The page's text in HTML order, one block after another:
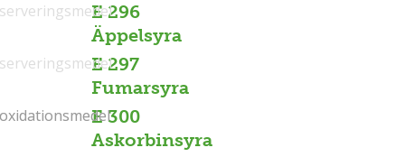
E 296
Äppelsyra
E 297
Fumarsyra
E 300
Askorbinsyra